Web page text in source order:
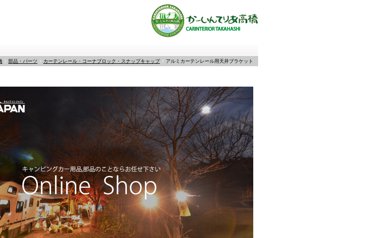
部品・パーツ カーテンレール・コーナブロック・スナップキャップ アルミカーテンレール用天井ブラケット